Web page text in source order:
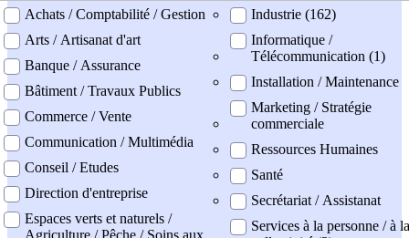
professionel
Achats / Comptabilité / Gestion
Arts / Artisanat d'art
Banque / Assurance
Bâtiment / Travaux Publics
Commerce / Vente
Communication / Multimédia
Conseil / Etudes
Direction d'entreprise
Espaces verts et naturels /
Agriculture / Pêche / Soins aux
Industrie (162)
Informatique /
Télécommunication (1)
Installation / Maintenance
Marketing / Stratégie
commerciale
Ressources Humaines
Santé
Secrétariat / Assistanat
Services à la personne / à la